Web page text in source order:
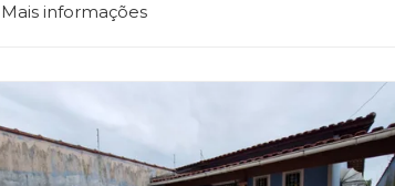
Mais informações